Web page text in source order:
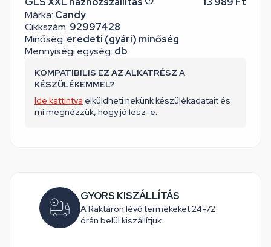
Márka: Candy
Cikkszám: 92997428
Minőség: eredeti (gyári) minőség
Mennyiségi egység: db
KOMPATIBILIS EZ AZ ALKATRÉSZ A
KÉSZÜLÉKEMMEL?
Ide kattintva elküldheti nekünk készülékadatait és
mi megnézzük, hogy jó lesz-e.
GYORS KISZÁLLÍTÁS
A Raktáron lévő termékeket 24-72
órán belül kiszállítjuk